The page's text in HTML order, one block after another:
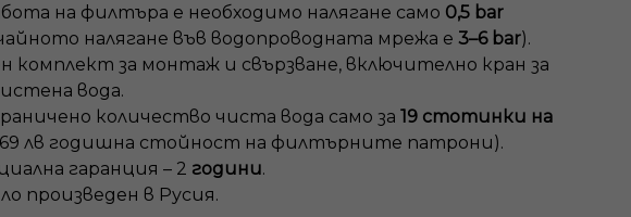
на филтъра е необходимо налягане само 0,5 bar
налягане във водопроводната мрежа е 3–6 bar).
комплект за монтаж и свързване, включително кран за
вода.
количество чиста вода само за 19 стотинки на
лв годишна стойност на филтърните патрони).
гаранция – 2 години.
произведен в Русия.